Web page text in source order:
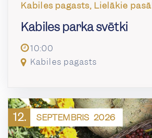
Kabiles pagasts, Lielākie
Kabiles parka svētki
10:00
Kabiles pagasts
12. SEPTEMBRIS 2026